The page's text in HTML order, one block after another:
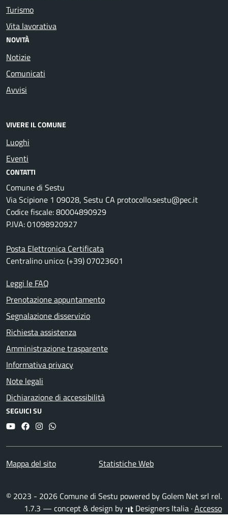
Turismo
Vita lavorativa
NOVITÀ
Notizie
Comunicati
Avvisi
VIVERE IL COMUNE
Luoghi
Eventi
CONTATTI
Comune di Sestu
Via Scipione 1 09028, Sestu CA protocollo.sestu@pec.it
Codice fiscale: 80004890929
P.IVA: 01098920927
Posta Elettronica Certificata
Centralino unico: (+39) 07023601
Leggi le FAQ
Prenotazione appuntamento
Segnalazione disservizio
Richiesta assistenza
Amministrazione trasparente
Informativa privacy
Note legali
Dichiarazione di accessibilità
SEGUICI SU
YouTubeFacebookInstagram
Whatsapp
Mappa del sito Statistiche Web
© 2023 - 2026 Comune di Sestu powered by Golem Net srl rel.
1.7.3 — concept & design by
Designers Italia ·Accesso